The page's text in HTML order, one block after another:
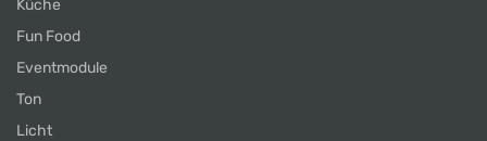
Küche
Fun Food
Eventmodule
Ton
Licht